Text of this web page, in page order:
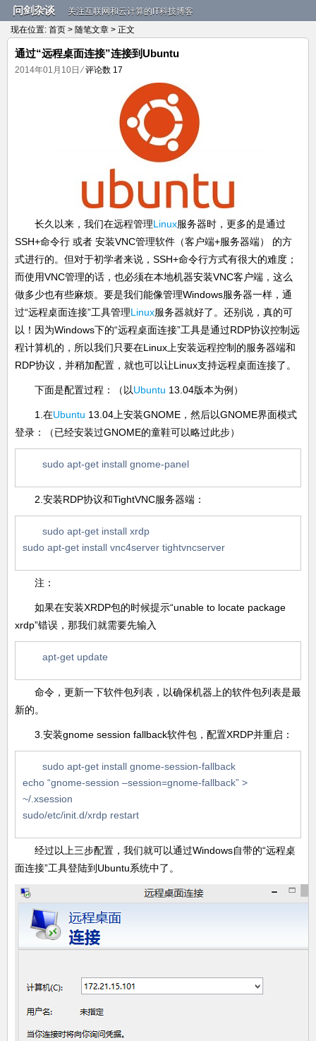
问剑杂谈
关注互联网和云计算的IT科技博客
现在位置: 首页 > 随笔文章 > 正文
通过“远程桌面连接”连接到Ubuntu
2014年01月10日 ⁄评论数 17
长久以来，我们在远程管理Linux服务器时，更多的是通过
SSH+命令行 或者 安装VNC管理软件（客户端+服务器端） 的方
式进行的。但对于初学者来说，SSH+命令行方式有很大的难度；
而使用VNC管理的话，也必须在本地机器安装VNC客户端，这么
做多少也有些麻烦。要是我们能像管理Windows服务器一样，通
过“远程桌面连接”工具管理Linux服务器就好了。还别说，真的可
以！因为Windows下的“远程桌面连接”工具是通过RDP协议控制远
程计算机的，所以我们只要在Linux上安装远程控制的服务器端和
RDP协议，并稍加配置，就也可以让Linux支持远程桌面连接了。
下面是配置过程：（以Ubuntu 13.04版本为例）
1.在Ubuntu 13.04上安装GNOME，然后以GNOME界面模式
登录：（已经安装过GNOME的童鞋可以略过此步）
sudo apt-get install gnome-panel
2.安装RDP协议和TightVNC服务器端：
sudo apt-get install xrdp
sudo apt-get install vnc4server tightvncserver
注：
如果在安装XRDP包的时候提示“unable to locate package
xrdp”错误，那我们就需要先输入
apt-get update
命令，更新一下软件包列表，以确保机器上的软件包列表是最
新的。
3.安装gnome session fallback软件包，配置XRDP并重启：
sudo apt-get install gnome-session-fallback
echo “gnome-session –session=gnome-fallback” >
~/.xsession
sudo/etc/init.d/xrdp restart
经过以上三步配置，我们就可以通过Windows自带的“远程桌
面连接”工具登陆到Ubuntu系统中了。